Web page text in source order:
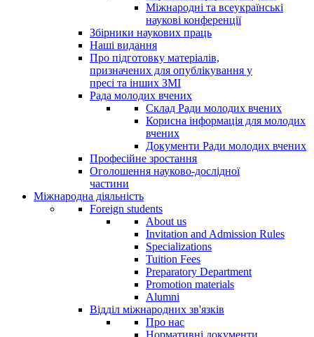
Міжнародні та всеукраїнські
наукові конференції
Збірники наукових праць
Наші видання
Про підготовку матеріалів,
призначених для опублікування у
пресі та інших ЗМІ
Рада молодих вчених
Склад Ради молодих вчених
Корисна інформація для молодих
вчених
Документи Ради молодих вчених
Професійне зростання
Оголошення науково-дослідної
частини
Міжнародна діяльність
Foreign students
About us
Invitation and Admission Rules
Specializations
Tuition Fees
Preparatory Department
Promotion materials
Alumni
Відділ міжнародних зв'язків
Про нас